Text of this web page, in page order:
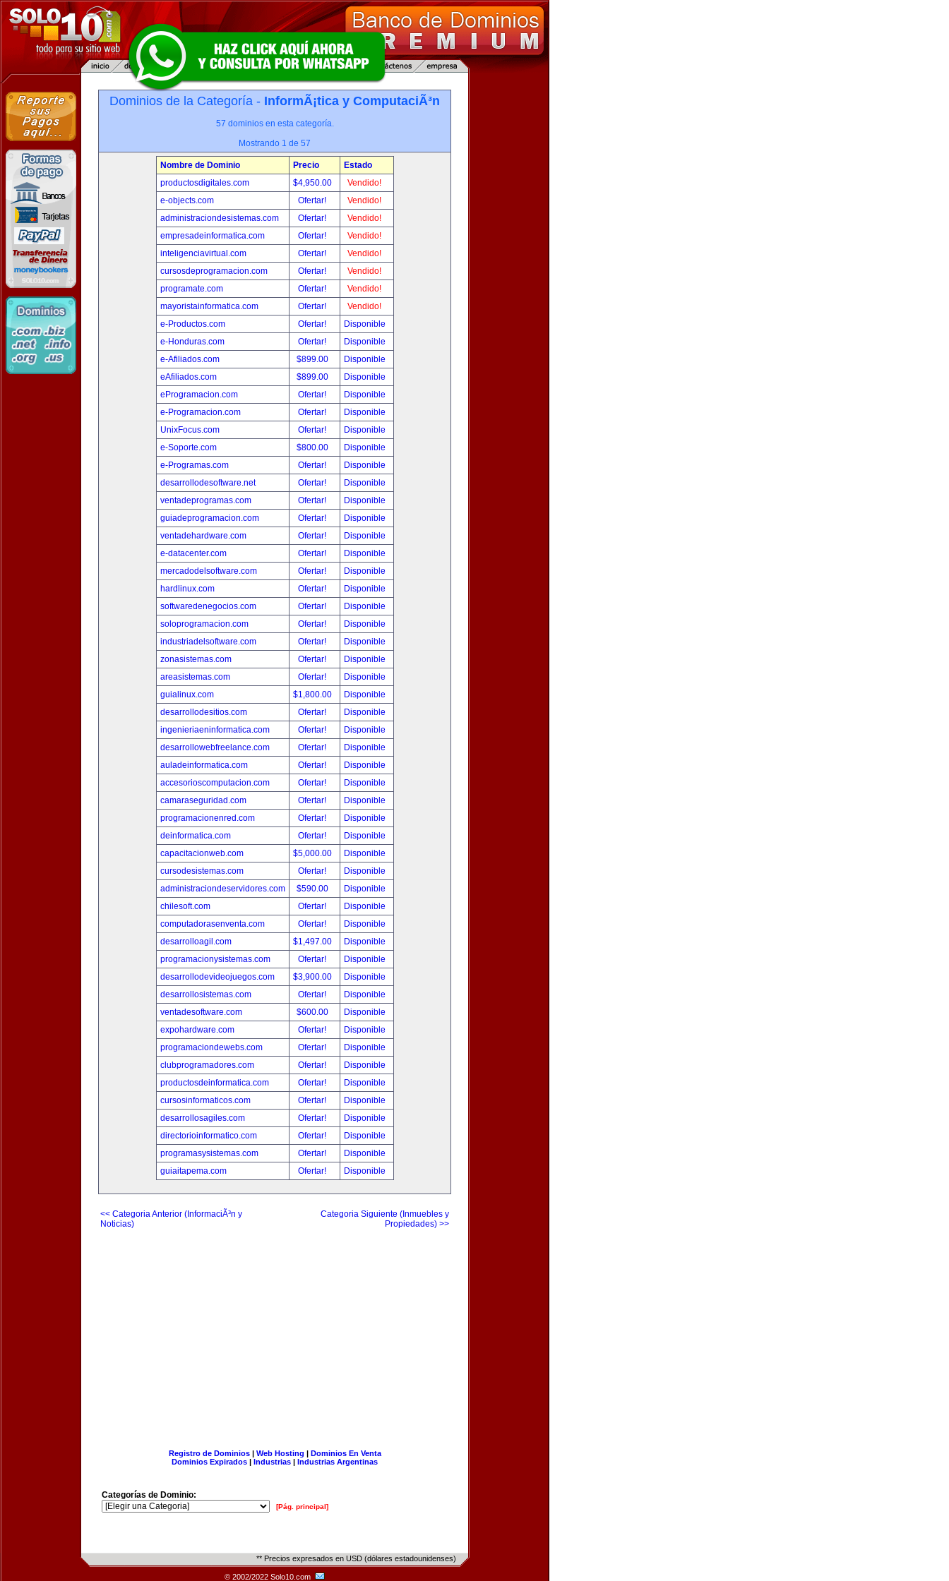
Dominios de la Categoría - InformÃ¡tica y ComputaciÃ³n
57 dominios en esta categoría.
Mostrando 1 de 57
Nombre de Dominio Precio
Estado
productosdigitales.com
$4,950.00
Vendido!
e-objects.com
Ofertar!
Vendido!
administraciondesistemas.com
Ofertar!
Vendido!
empresadeinformatica.com
Ofertar!
Vendido!
inteligenciavirtual.com
Ofertar!
Vendido!
cursosdeprogramacion.com
Ofertar!
Vendido!
programate.com
Ofertar!
Vendido!
mayoristainformatica.com
Ofertar!
Vendido!
e-Productos.com
Ofertar!
Disponible
e-Honduras.com
Ofertar!
Disponible
e-Afiliados.com
$899.00
Disponible
eAfiliados.com
$899.00
Disponible
eProgramacion.com
Ofertar!
Disponible
e-Programacion.com
Ofertar!
Disponible
UnixFocus.com
Ofertar!
Disponible
e-Soporte.com
$800.00
Disponible
e-Programas.com
Ofertar!
Disponible
desarrollodesoftware.net
Ofertar!
Disponible
ventadeprogramas.com
Ofertar!
Disponible
guiadeprogramacion.com
Ofertar!
Disponible
ventadehardware.com
Ofertar!
Disponible
e-datacenter.com
Ofertar!
Disponible
mercadodelsoftware.com
Ofertar!
Disponible
hardlinux.com
Ofertar!
Disponible
softwaredenegocios.com
Ofertar!
Disponible
soloprogramacion.com
Ofertar!
Disponible
industriadelsoftware.com
Ofertar!
Disponible
zonasistemas.com
Ofertar!
Disponible
areasistemas.com
Ofertar!
Disponible
guialinux.com
$1,800.00
Disponible
desarrollodesitios.com
Ofertar!
Disponible
ingenieriaeninformatica.com
Ofertar!
Disponible
desarrollowebfreelance.com
Ofertar!
Disponible
auladeinformatica.com
Ofertar!
Disponible
accesorioscomputacion.com
Ofertar!
Disponible
camaraseguridad.com
Ofertar!
Disponible
programacionenred.com
Ofertar!
Disponible
deinformatica.com
Ofertar!
Disponible
capacitacionweb.com
$5,000.00
Disponible
cursodesistemas.com
Ofertar!
Disponible
administraciondeservidores.com
$590.00
Disponible
chilesoft.com
Ofertar!
Disponible
computadorasenventa.com
Ofertar!
Disponible
desarrolloagil.com
$1,497.00
Disponible
programacionysistemas.com
Ofertar!
Disponible
desarrollodevideojuegos.com
$3,900.00
Disponible
desarrollosistemas.com
Ofertar!
Disponible
ventadesoftware.com
$600.00
Disponible
expohardware.com
Ofertar!
Disponible
programaciondewebs.com
Ofertar!
Disponible
clubprogramadores.com
Ofertar!
Disponible
productosdeinformatica.com
Ofertar!
Disponible
cursosinformaticos.com
Ofertar!
Disponible
desarrollosagiles.com
Ofertar!
Disponible
directorioinformatico.com
Ofertar!
Disponible
programasysistemas.com
Ofertar!
Disponible
guiaitapema.com
Ofertar! Disponible
<< Categoria Anterior (InformaciÃ³n y
Noticias)
Categoria Siguiente (Inmuebles y
Propiedades) >>
Registro de Dominios| Web Hosting | Dominios En Venta
Dominios Expirados | Industrias | Industrias Argentinas
Categorías de Dominio:
[Pág. principal]
** Precios expresados en USD (dólares estadounidenses)
© 2002/2022 Solo10.com